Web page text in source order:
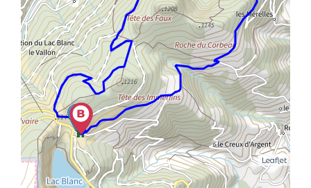
Leaflet